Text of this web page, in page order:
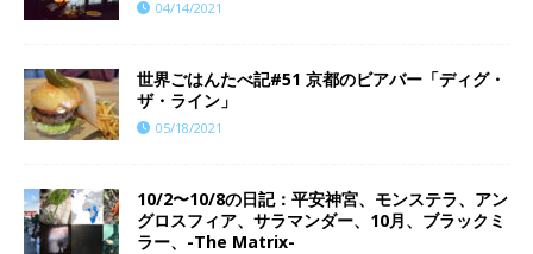
04/14/2021
世界ごはんたべ記#51 京都のビアバー「ディグ・
ザ・ライン」
05/18/2021
10/2〜10/8の日記：平安神宮、モンステラ、アン
グロスフィア、サラマンダー、10月、ブラックミ
ラー、-The Matrix-